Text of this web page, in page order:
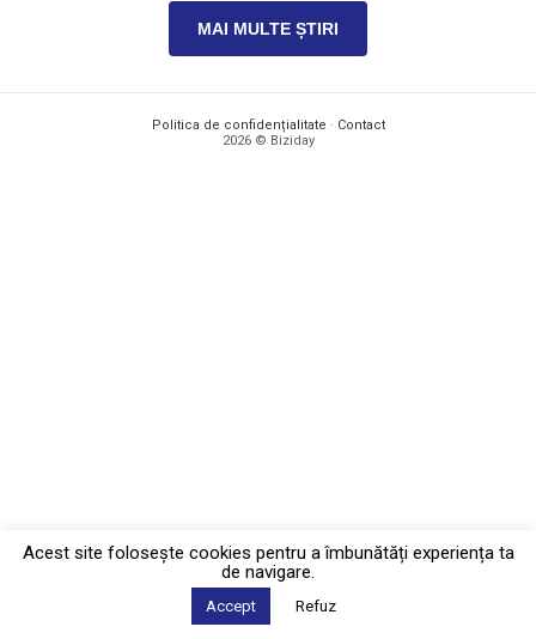
MAI MULTE ȘTIRI
Politica de confidențialitate · Contact
2026 © Biziday
Acest site foloseşte cookies pentru a îmbunătăți experiența ta
de navigare.
Accept Refuz